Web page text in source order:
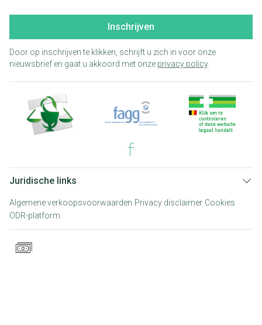
Inschrijven
Door op inschrijven te klikken, schrijft u zich in voor onze
nieuwsbrief en gaat u akkoord met onze privacy policy.
Juridische links
Algemene verkoopsvoorwaarden Privacy disclaimer Cookies
ODR-platform